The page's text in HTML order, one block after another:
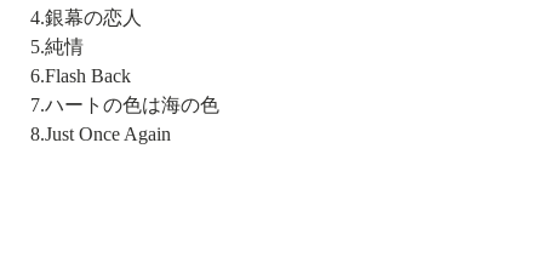
4.銀幕の恋人
5.純情
6.Flash Back
7.ハートの色は海の色
8.Just Once Again